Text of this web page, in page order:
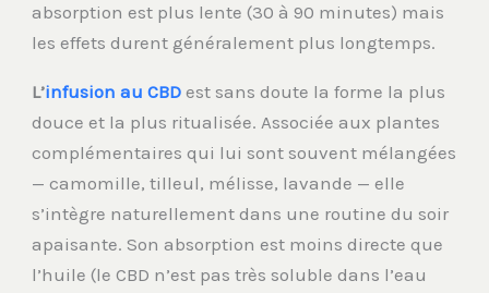
absorption est plus lente (30 à 90 minutes) mais
les effets durent généralement plus longtemps.
L’infusion au CBD est sans doute la forme la plus
douce et la plus ritualisée. Associée aux plantes
complémentaires qui lui sont souvent mélangées
— camomille, tilleul, mélisse, lavande — elle
s’intègre naturellement dans une routine du soir
apaisante. Son absorption est moins directe que
l’huile (le CBD n’est pas très soluble dans l’eau